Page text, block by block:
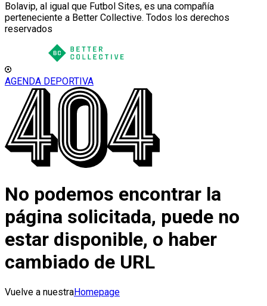
Bolavip, al igual que Futbol Sites, es una compañía
perteneciente a Better Collective. Todos los derechos
reservados
AGENDA DEPORTIVA
No podemos encontrar la
página solicitada, puede no
estar disponible, o haber
cambiado de URL
Vuelve a nuestraHomepage